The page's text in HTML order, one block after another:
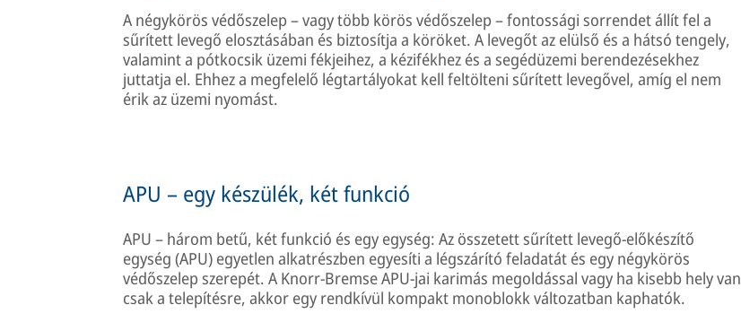
A négykörös védőszelep – vagy több körös védőszelep – fontossági sorrendet állít fel a
sűrített levegő elosztásában és biztosítja a köröket. A levegőt az elülső és a hátsó tengely,
valamint a pótkocsik üzemi fékjeihez, a kézifékhez és a segédüzemi berendezésekhez
juttatja el. Ehhez a megfelelő légtartályokat kell feltölteni sűrített levegővel, amíg el nem
érik az üzemi nyomást.
APU – egy készülék, két funkció
APU – három betű, két funkció és egy egység: Az összetett sűrített levegő-előkészítő
egység (APU) egyetlen alkatrészben egyesíti a légszárító feladatát és egy négykörös
védőszelep szerepét. A Knorr-Bremse APU-jai karimás megoldással vagy ha kisebb hely van
csak a telepítésre, akkor egy rendkívül kompakt monoblokk változatban kaphatók.